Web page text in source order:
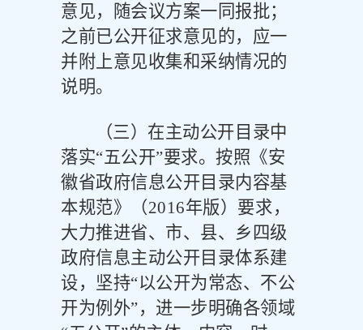
意见，随会议方案一同报批；
之前已公开征求意见的，应一
并附上意见收集和采纳情况的
说明。
（三）在主动公开目录中
落实“五公开”要求。按照《安
徽省政府信息公开目录内容基
本规范》（2016年版）要求，
大力推进省、市、县、乡四级
政府信息主动公开目录体系建
设，坚持“以公开为常态、不公
开为例外”，进一步明确各领域